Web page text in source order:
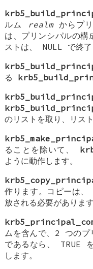
ルム
realmからプリ
は、プリンシパルの構
ストは、 NULL で終了
る
のリストを取り、リス
ることを除いて、
ように動作します。
作ります。コピーは、
放される必要があります
ムを含んで、2 つのプ
であるなら、 TRUE
します。